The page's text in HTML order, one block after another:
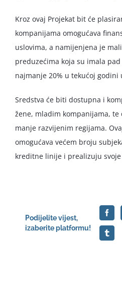
Kroz ovaj Projekat bit će
kompanijama omogućava
uslovima, a namijenjena je
preduzećima koja su imala
najmanje 20% u tekućoj
Sredstva će biti dostupna i
žene, mladim kompanijama,
manje razvijenim regijama.
omogućava većem broju
kreditne linije i prealizuju
Podijelite vijest,
izaberite platformu!